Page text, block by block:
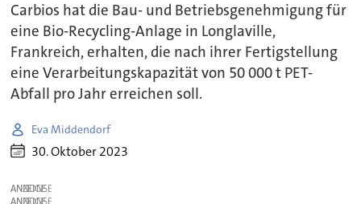
Carbios hat die Bau- und Betriebsgenehmigung für
eine Bio-Recycling-Anlage in Longlaville,
Frankreich, erhalten, die nach ihrer Fertigstellung
eine Verarbeitungskapazität von 50 000 t PET-
Abfall pro Jahr erreichen soll.
Eva Middendorf
30. Oktober 2023
ANZEIGE
ANZEIGE